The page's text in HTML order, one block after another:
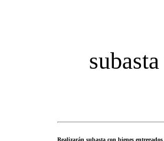
Realizarán subasta con bienes